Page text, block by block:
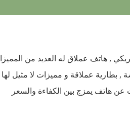
التي يمكنك شراؤها بسعر رمزي لا يتجاوز 100 دولار أمريكي , هاتف عملاق له العديد من
بطارية عملاقة و مميزات لا مثيل
عن هاتف يمزج بين الكفاءة والسعر